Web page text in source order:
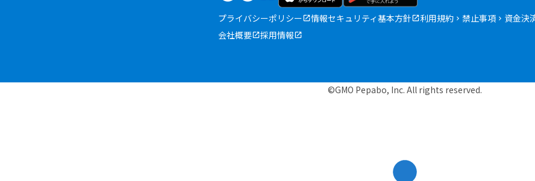
プライバシーポリシー 情報セキュリティ基本方針 利用規約 禁止事項 資金決
会社概要
採用情報
©GMO Pepabo, Inc. All rights reserved.